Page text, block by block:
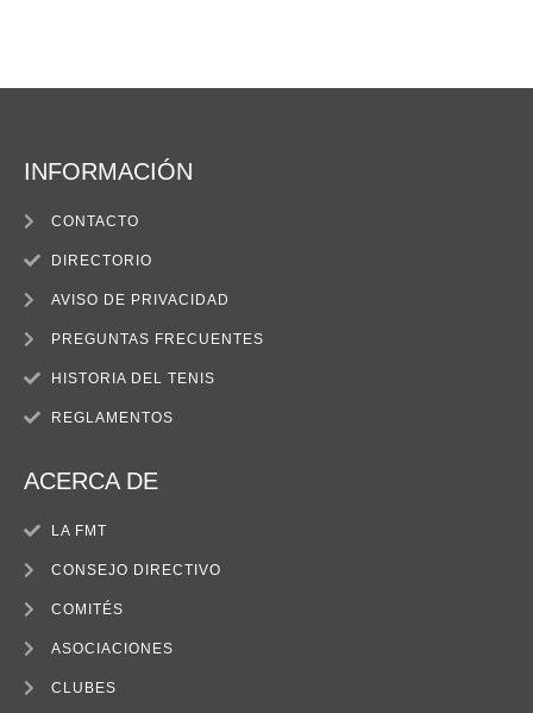
INFORMACIÓN
CONTACTO
DIRECTORIO
AVISO DE PRIVACIDAD
PREGUNTAS FRECUENTES
HISTORIA DEL TENIS
REGLAMENTOS
ACERCA DE
LA FMT
CONSEJO DIRECTIVO
COMITÉS
ASOCIACIONES
CLUBES